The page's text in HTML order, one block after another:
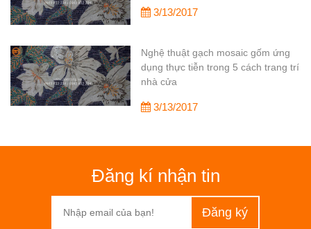
3/13/2017
Nghệ thuật gạch mosaic gốm ứng
dụng thực tiễn trong 5 cách trang trí
nhà cửa
3/13/2017
Đăng kí nhận tin